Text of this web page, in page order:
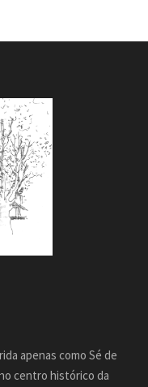
apenas como Sé de
centro histórico da